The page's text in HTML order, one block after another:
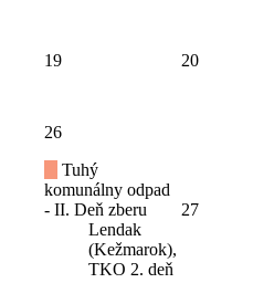
19 20
26
Tuhý
komunálny odpad
- II. Deň zberu
Lendak
(Kežmarok),
TKO 2. deň
27